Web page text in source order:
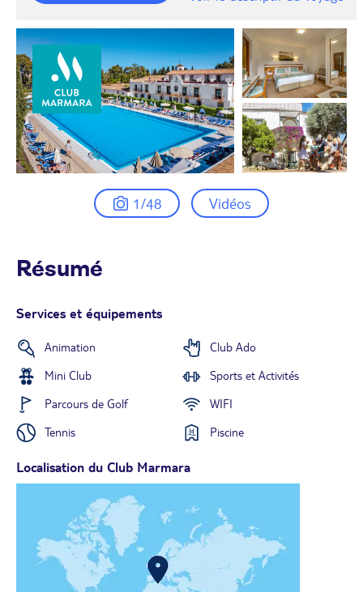
1/48 Vidéos
Résumé
Services et équipements
Animation
Club Ado
Mini Club
Sports et Activités
Parcours de Golf
WIFI
Tennis
Piscine
Localisation du Club Marmara